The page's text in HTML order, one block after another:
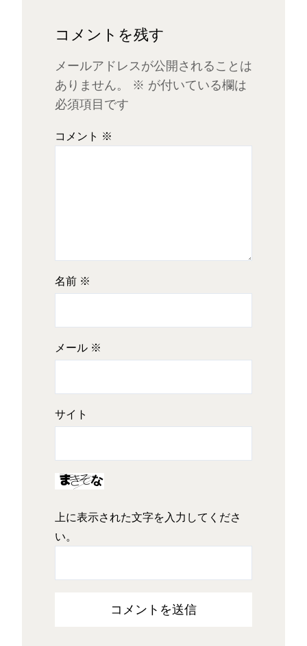
コメントを残す
メールアドレスが公開されることは
ありません。
※ が付いている欄は
必須項目です
コメント ※
名前 ※
メール ※
サイト
上に表示された文字を入力してくださ
い。